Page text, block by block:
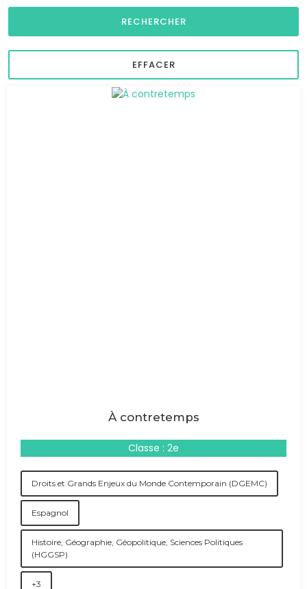
À contretemps
Classe : 2e
Droits et Grands Enjeux du Monde Contemporain (DGEMC)
Espagnol
Histoire, Géographie, Géopolitique, Sciences Politiques
(HGGSP)
+3